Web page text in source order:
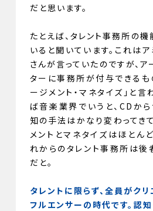
だと思います。
たとえば、タレント事務所の
いると聞いています。これは
さんが言っていたのですが、ア
ターに事務所が付与できるも
ージメント・マネタイズ」と言
ば音楽業界でいうと、CDか
知の手法はかなり変わってき
メントとマネタイズはほとん
れからのタレント事務所は
だと。
タレントに限らず、全員がクリ
フルエンサーの時代です。認知